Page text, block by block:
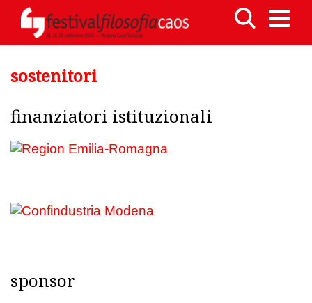
sostenitori
finanziatori istituzionali
sponsor